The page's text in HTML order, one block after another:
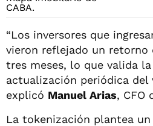
“Los inversores que
vieron reflejado un retorno
tres meses, lo que valida
actualización periódica del
explicó Manuel Arias, CFO
La tokenización plantea